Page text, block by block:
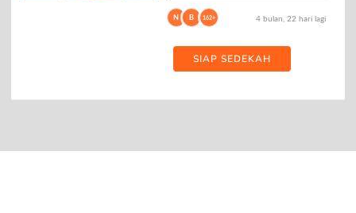
N B 162+ 4 bulan, 22 hari lagi
SIAP SEDEKAH